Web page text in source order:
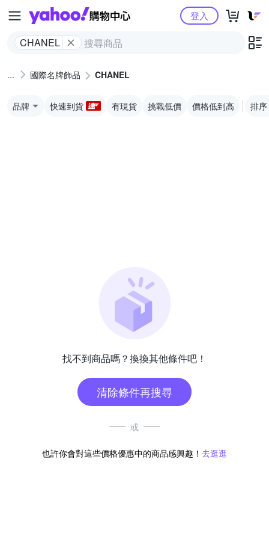
Yahoo購物中心
CHANEL
登入
國際名牌飾品 CHANEL
品牌 快速到貨 有現貨 挑戰低價 價格低到高 排序
找不到商品嗎？換換其他條件吧！
清除條件再搜尋
或
也許你會對這些價格優惠中的商品感興趣！ 去逛逛